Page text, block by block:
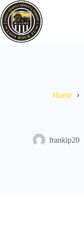
Skip
to
content
Home
frankip20